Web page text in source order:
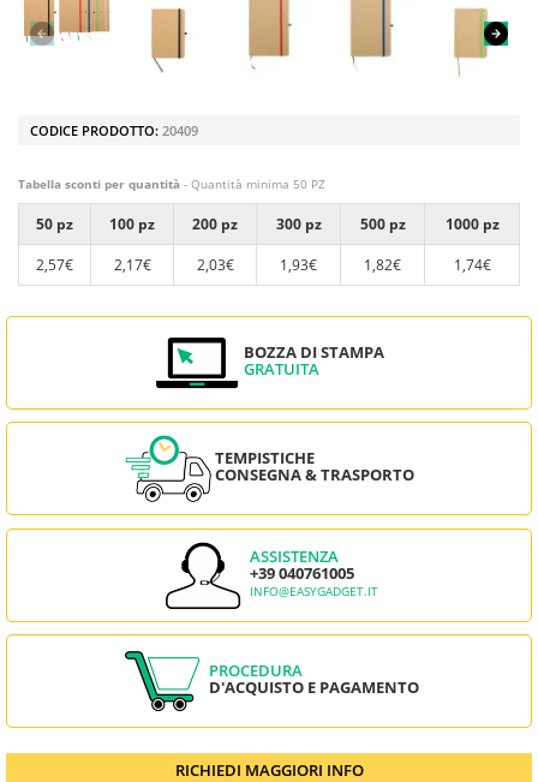
CODICE PRODOTTO: 20409
Tabella sconti per quantità - Quantità minima 50 PZ
50 pz 100 pz 200 pz 300 pz 500 pz
1000 pz
2,57€
2,17€ 2,03€ 1,93€ 1,82€ 1,74€
BOZZA DI STAMPA
GRATUITA
TEMPISTICHE
CONSEGNA & TRASPORTO
ASSISTENZA
+39 040761005
INFO@EASYGADGET.IT
PROCEDURA
D'ACQUISTO E PAGAMENTO
RICHIEDI MAGGIORI INFO